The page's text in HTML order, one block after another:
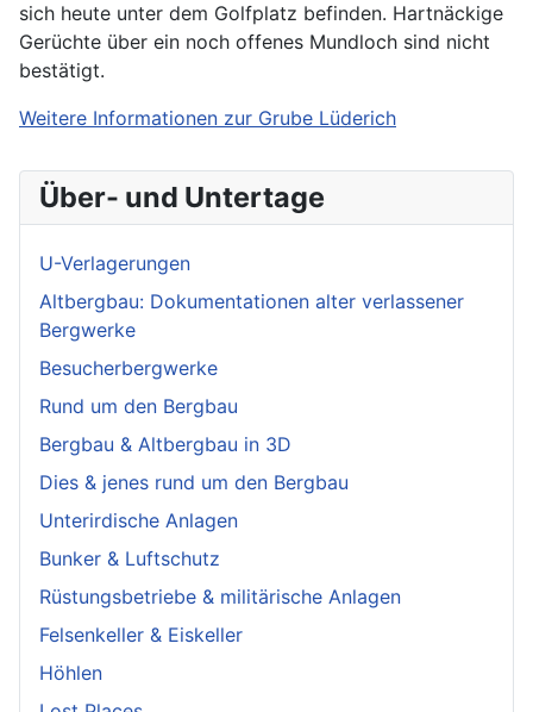
sich heute unter dem Golfplatz befinden. Hartnäckige
Gerüchte über ein noch offenes Mundloch sind nicht
bestätigt.
Weitere Informationen zur Grube Lüderich
Über- und Untertage
U-Verlagerungen
Altbergbau: Dokumentationen alter verlassener
Bergwerke
Besucherbergwerke
Rund um den Bergbau
Bergbau & Altbergbau in 3D
Dies & jenes rund um den Bergbau
Unterirdische Anlagen
Bunker & Luftschutz
Rüstungsbetriebe & militärische Anlagen
Felsenkeller & Eiskeller
Höhlen